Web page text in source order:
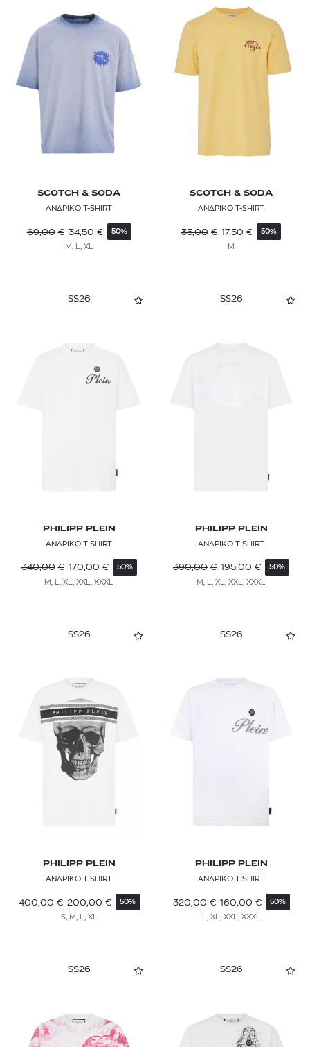
SCOTCH & SODA
ΑΝΔΡΙΚΟ T-SHIRT
69,00 € 34,50 € 50%
M, L, XL
SCOTCH & SODA
ΑΝΔΡΙΚΟ T-SHIRT
35,00 € 17,50 € 50%
M
SS26
PHILIPP PLEIN
ΑΝΔΡΙΚΟ T-SHIRT
340,00 € 170,00 € 50%
M, L, XL, XXL, XXXL
SS26
PHILIPP PLEIN
ΑΝΔΡΙΚΟ T-SHIRT
390,00 € 195,00 € 50%
M, L, XL, XXL, XXXL
SS26
PHILIPP PLEIN
ΑΝΔΡΙΚΟ T-SHIRT
400,00 € 200,00 € 50%
S, M, L, XL
SS26
PHILIPP PLEIN
ΑΝΔΡΙΚΟ T-SHIRT
320,00 € 160,00 € 50%
L, XL, XXL, XXXL
SS26 SS26